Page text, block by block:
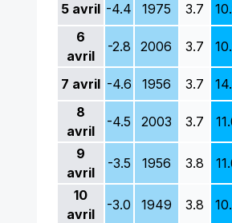
5 avril -4.4 1975 3.7
6
avril
-2.8 2006 3.7
7 avril -4.6 1956 3.7
8
avril
-4.5 2003 3.7
9
avril
-3.5 1956 3.8
10
avril
-3.0 1949 3.8